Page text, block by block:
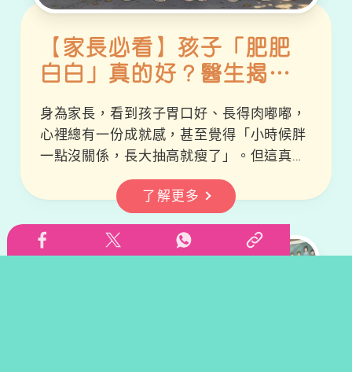
【家長必看】孩子「肥肥
白白」真的好？醫生揭
高度與健康！📉
身為家長，看到孩子胃口好、長得肉嘟嘟，
心裡總有一份成就感，甚至覺得「小時候胖
一點沒關係，長大抽高就瘦了」。但這真的
是事實嗎？根據衞生署最新數據，香港每 5
個中小學生就有 1 個屬於超重或肥胖！這不
理了香港肥胖學會候任主席及兒科專科醫生
了解更多